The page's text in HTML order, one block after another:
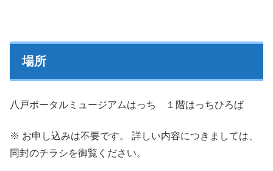
場所
八戸ポータルミュージアムはっち １階はっちひろば
※ お申し込みは不要です。 詳しい内容につきましては、
同封のチラシを御覧ください。